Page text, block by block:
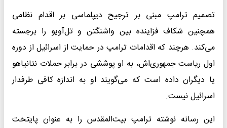
تصمیم ترامپ مبنی بر ترجیح دیپلماسی بر اقدام نظامی
همچنین شکاف فزاینده بین واشنگتن و تل‌آویو را برجسته
می‌کند. هرچند که اقدامات ترامپ در حمایت از اسرائیل از دوره
اول ریاست جمهوری‌اش، به او پوششی در برابر حملات نتانیاهو
یا دیگران داده است که می‌گویند او به اندازه کافی طرفدار
اسرائیل نیست.
این رسانه نوشته ترامپ بیت‌المقدس را به عنوان پایتخت